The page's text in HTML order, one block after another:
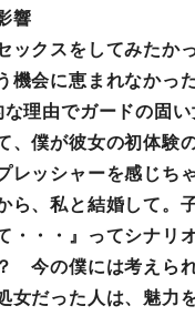
響
ックスをしてみたか
機会に恵まれなかっ
な理由でガードの固
、僕が彼女の初体験
レッシャーを感じち
ら、私と結婚して。
・・・』ってシナリ
今の僕には考えら
女だった人は、魅力